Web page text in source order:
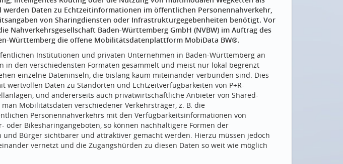
Daten zu Echtzeitinformationen im öffentlichen Personennahverkehr,
von Sharingdiensten oder Infrastrukturgegebenheiten benötigt. Vor
Nahverkehrsgesellschaft Baden-Württemberg GmbH (NVBW) im Auftrag des
Württemberg die offene Mobilitätsdatenplattform MobiData BW®.
Institutionen und privaten Unternehmen in Baden-Württemberg an
in den verschiedensten Formaten gesammelt und meist nur lokal begrenzt
einzelne Dateninseln, die bislang kaum miteinander verbunden sind. Dies
wertvollen Daten zu Standorten und Echtzeitverfügbarkeiten von P+R-
und andererseits auch privatwirtschaftliche Anbieter von Shared-
Mobilitätsdaten verschiedener Verkehrsträger, z. B. die
Personennahverkehrs mit den Verfügbarkeitsinformationen von
oder Bikesharingangeboten, so können nachhaltigere Formen der
Bürger sichtbarer und attraktiver gemacht werden. Hierzu müssen jedoch
vernetzt und die Zugangshürden zu diesen Daten so weit wie möglich